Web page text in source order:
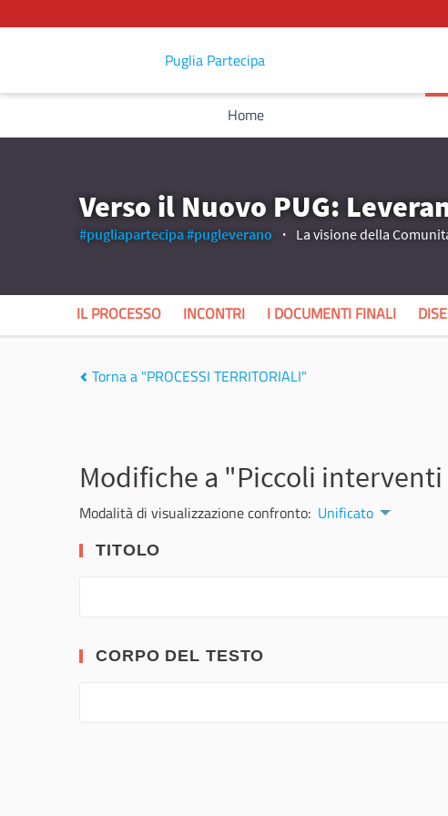
Puglia Partecipa
Home
Verso il Nuovo PUG:
#pugliapartecipa#pugleverano La visione della
IL PROCESSO INCONTRI I DOCUMENTI FINALI
Torna a "PROCESSI TERRITORIALI"
Modifiche a "Piccoli
Modalità di visualizzazione confronto: Unificato
TITOLO
CORPO DEL TESTO